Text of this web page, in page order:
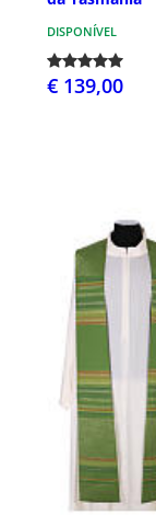
DISPONÍVEL
€ 139,00